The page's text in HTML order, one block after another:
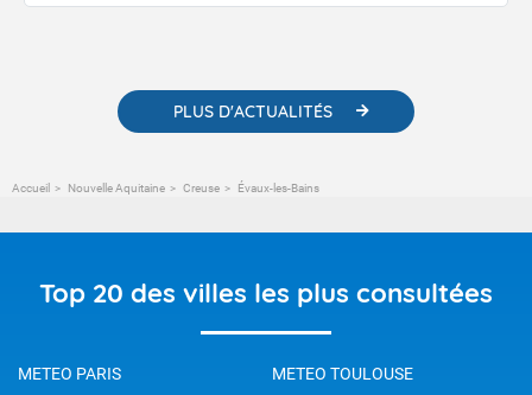
PLUS D'ACTUALITÉS
Accueil Nouvelle Aquitaine Creuse Évaux-les-Bains
Top 20 des villes les plus consultées
METEO PARIS
METEO TOULOUSE